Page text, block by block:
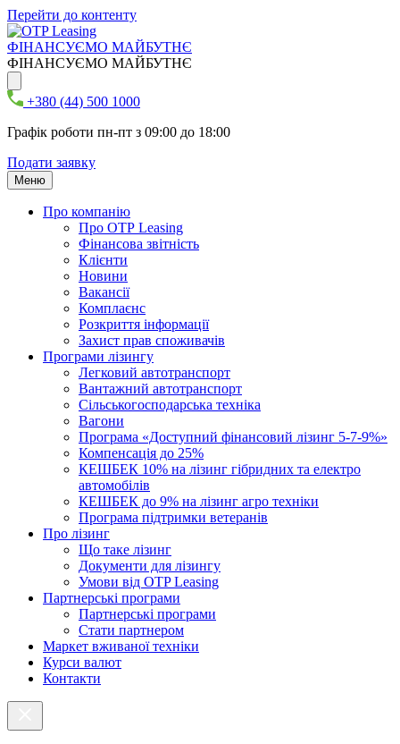
Перейти до контенту
ФІНАНСУЄМО МАЙБУТНЄ
ФІНАНСУЄМО МАЙБУТНЄ
+380 (44) 500 1000
Графік роботи пн-пт з 09:00 до 18:00
Подати заявку
Меню
Про компанію
Про ОТР Leasing
Фінансова звітність
Клієнти
Новини
Вакансії
Комплаєнс
Розкриття інформації
Захист прав споживачів
Програми лізингу
Легковий автотранспорт
Вантажний автотранспорт
Cільськогосподарська техніка
Вагони
Програма «Доступний фінансовий лізинг 5-7-9%»
Компенсація до 25%
КЕШБЕК 10% на лізинг гібридних та електро
автомобілів
КЕШБЕК до 9% на лізинг агро техніки
Програма підтримки ветеранів
Про лізинг
Що таке лізинг
Документи для лізингу
Умови від OTP Leasing
Партнерські програми
Партнерські програми
Стати партнером
Маркет вживаної техніки
Курси валют
Контакти